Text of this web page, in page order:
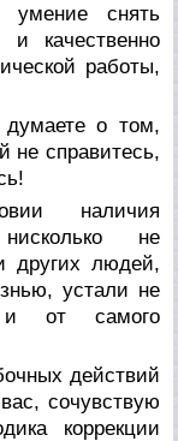
умение снять
и качественно
работы,
о том,
не справитесь,
наличия
не
других людей,
устали не
и от самого
действий
сочувствую
коррекции